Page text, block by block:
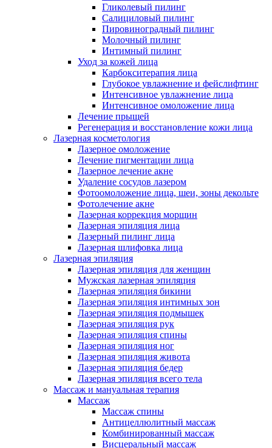
Гликолевый пилинг
Салициловый пилинг
Пировиноградный пилинг
Молочный пилинг
Интимный пилинг
Уход за кожей лица
Карбокситерапия лица
Глубокое увлажнение и фейслифтинг
Интенсивное увлажнение лица
Интенсивное омоложение лица
Лечение прыщей
Регенерация и восстановление кожи лица
Лазерная косметология
Лазерное омоложение
Лечение пигментации лица
Лазерное лечение акне
Удаление сосудов лазером
Фотоомоложение лица, шеи, зоны декольте
Фотолечение акне
Лазерная коррекция морщин
Лазерная эпиляция лица
Лазерный пилинг лица
Лазерная шлифовка лица
Лазерная эпиляция
Лазерная эпиляция для женщин
Мужская лазерная эпиляция
Лазерная эпиляция бикини
Лазерная эпиляция интимных зон
Лазерная эпиляция подмышек
Лазерная эпиляция рук
Лазерная эпиляция спины
Лазерная эпиляция ног
Лазерная эпиляция живота
Лазерная эпиляция бедер
Лазерная эпиляция всего тела
Массаж и мануальная терапия
Массаж
Массаж спины
Антицеллюлитный массаж
Комбинированный массаж
Висцеральный массаж